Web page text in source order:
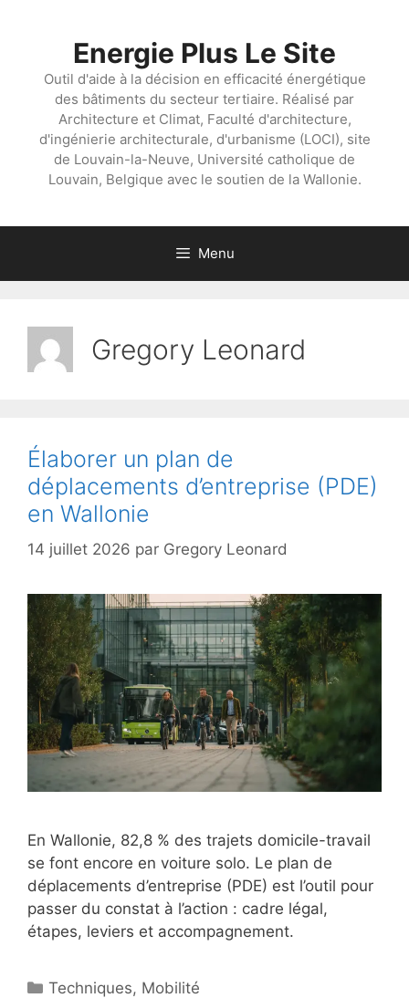
Energie Plus Le Site
Outil d'aide à la décision en efficacité énergétique
des bâtiments du secteur tertiaire. Réalisé par
Architecture et Climat, Faculté d'architecture,
d'ingénierie architecturale, d'urbanisme (LOCI), site
de Louvain-la-Neuve, Université catholique de
Louvain, Belgique avec le soutien de la Wallonie.
Menu
Gregory Leonard
Élaborer un plan de
déplacements d’entreprise (PDE)
en Wallonie
14 juillet 2026 par Gregory Leonard
En Wallonie, 82,8 % des trajets domicile-travail
se font encore en voiture solo. Le plan de
déplacements d’entreprise (PDE) est l’outil pour
passer du constat à l’action : cadre légal,
étapes, leviers et accompagnement.
Catégories
Techniques, Mobilité